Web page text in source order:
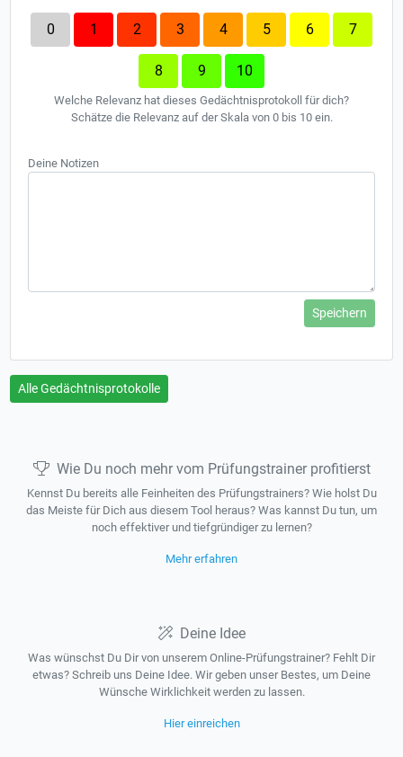
0 1 2 3 4 5 6 7
8 9 10
Welche Relevanz hat dieses Gedächtnisprotokoll für dich?
Schätze die Relevanz auf der Skala von 0 bis 10 ein.
Deine Notizen
Speichern
Alle Gedächtnisprotokolle
Wie Du noch mehr vom Prüfungstrainer profitierst
Kennst Du bereits alle Feinheiten des Prüfungstrainers? Wie holst Du
das Meiste für Dich aus diesem Tool heraus? Was kannst Du tun, um
noch effektiver und tiefgründiger zu lernen?
Mehr erfahren
Deine Idee
Was wünschst Du Dir von unserem Online-Prüfungstrainer? Fehlt Dir
etwas? Schreib uns Deine Idee. Wir geben unser Bestes, um Deine
Wünsche Wirklichkeit werden zu lassen.
Hier einreichen